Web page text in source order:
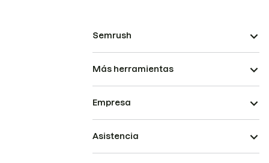
Semrush
Más herramientas
Empresa
Asistencia